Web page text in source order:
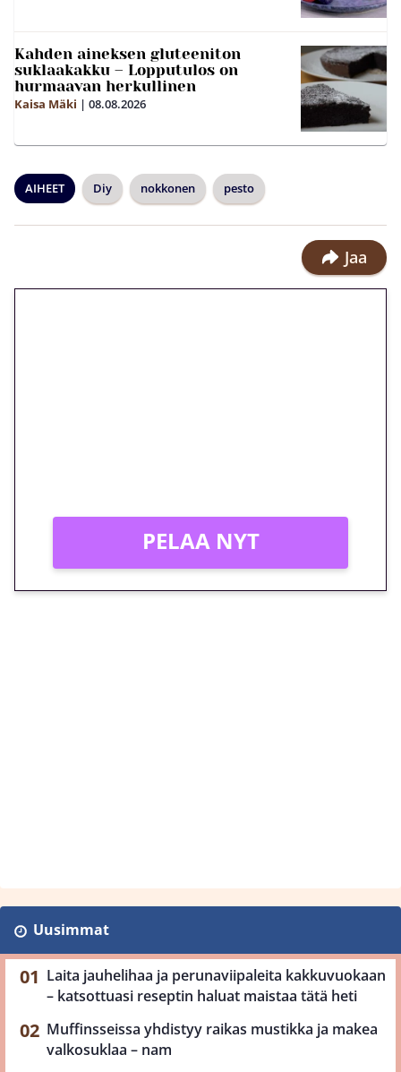
Kahden aineksen gluteeniton
suklaakakku – Lopputulos on
hurmaavan herkullinen
Kaisa Mäki | 08.08.2026
AIHEET Diy nokkonen pesto
Jaa
PELAA NYT
Uusimmat
Laita jauhelihaa ja perunaviipaleita kakkuvuokaan
– katsottuasi reseptin haluat maistaa tätä heti
Muffinsseissa yhdistyy raikas mustikka ja makea
valkosuklaa – nam